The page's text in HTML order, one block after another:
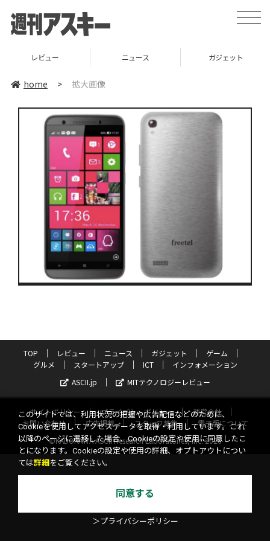
toggle
レビュー ニュース ガジェット
home > 拡大画像
TOP レビュー ニュース ガジェット
ゲーム
グルメ
スタートアップ ICT
インフォメーション
ASCII.jp
MITテクノロジーレビュー
サイトポリシー プライバシーポリシー
運営会社
お問い合わせ
広告掲載 スタッフ募集
電子版について
©KADOKAWA ASCII Research Laboratories, Inc. 2026
このサイトでは、利用状況の把握や広告配信などのために、
Cookieを使用してアクセスデータを取得・利用しています。これ
以降のページに遷移した場合、Cookieの設定や使用に同意したこ
とになります。Cookieの設定や使用の詳細、オプトアウトについ
ては詳細 をご覧ください。
同意する
＞プライバシーポリシー